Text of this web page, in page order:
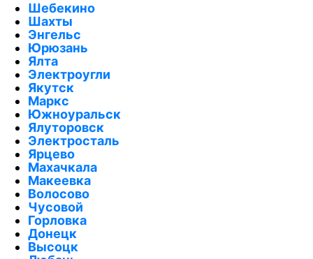
Шебекино
Шахты
Энгельс
Юрюзань
Ялта
Электроугли
Якутск
Маркс
Южноуральск
Ялуторовск
Электросталь
Ярцево
Махачкала
Макеевка
Волосово
Чусовой
Горловка
Донецк
Высоцк